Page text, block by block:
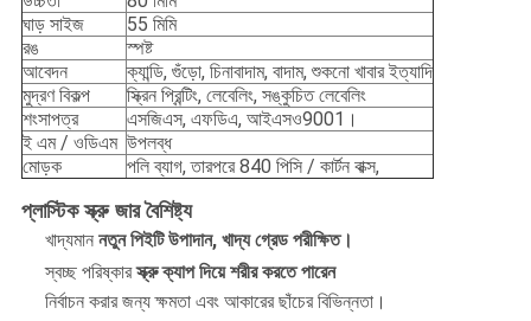
ঘাড় সাইজ
55 মিমি
রঙ
স্পষ্ট
আবেদন
ক্যান্ডি, গুঁড়ো, চিনাবাদাম, বাদাম, শুকনো খাবার ইত্যাদি
মুদ্রণ বিকল্প
স্ক্রিন প্রিন্টিং, লেবেলিং, সঙ্কুচিত লেবেলিং
শংসাপত্র
এসজিএস, এফডিএ, আইএসও9001।
ই এম / ওডিএম উপলব্ধ
মোড়ক
পলি ব্যাগ, তারপরে 840 পিসি / কার্টন বাক্স,
প্লাস্টিক স্ক্রু জার বৈশিষ্ট্য
খাদ্যমাননতুন পিইটি উপাদান, খাদ্য গ্রেড পরীক্ষিত।
স্বচ্ছ পরিষ্কারস্ক্রু ক্যাপ দিয়ে শরীর করতে পারেন
নির্বাচন করার জন্য ক্ষমতা এবং আকারের ছাঁচের বিভিন্নতা।